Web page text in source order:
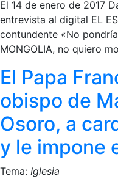
El 14 de enero de 2017
entrevista al digital EL
contundente «No
MONGOLIA, no quiero
El Papa
obispo de
Osoro, a
y le impone
Tema: Iglesia